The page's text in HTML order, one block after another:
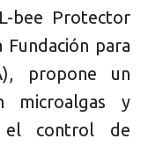
bee Protector
para
propone un
microalgas y
el control de